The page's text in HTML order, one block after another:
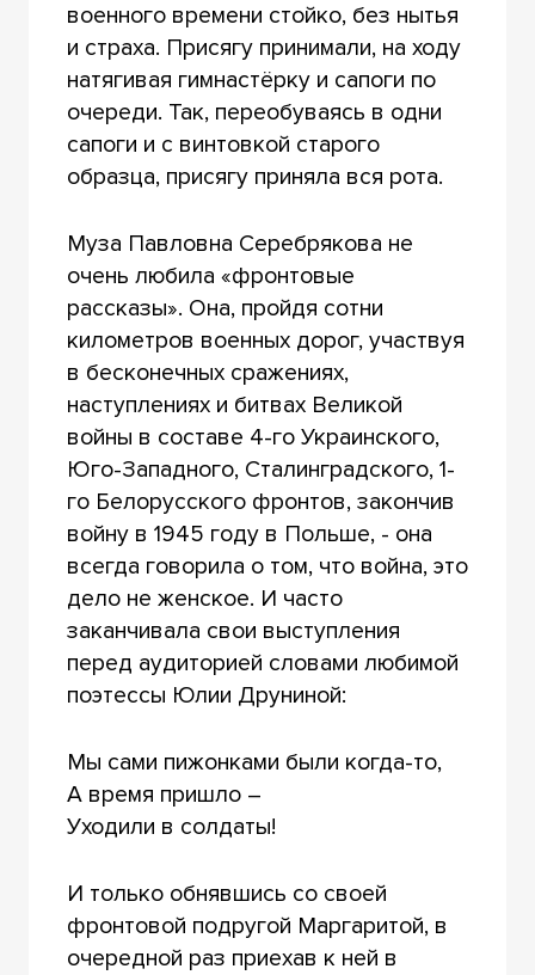
военного времени стойко, без нытья
и страха. Присягу принимали, на ходу
натягивая гимнастёрку и сапоги по
очереди. Так, переобуваясь в одни
сапоги и с винтовкой старого
образца, присягу приняла вся рота.
Муза Павловна Серебрякова не
очень любила «фронтовые
рассказы». Она, пройдя сотни
километров военных дорог, участвуя
в бесконечных сражениях,
наступлениях и битвах Великой
войны в составе 4-го Украинского,
Юго-Западного, Сталинградского, 1-
го Белорусского фронтов, закончив
войну в 1945 году в Польше, - она
всегда говорила о том, что война, это
дело не женское. И часто
заканчивала свои выступления
перед аудиторией словами любимой
поэтессы Юлии Друниной:
Мы сами пижонками были когда-то,
А время пришло –
Уходили в солдаты!
И только обнявшись со своей
фронтовой подругой Маргаритой, в
очередной раз приехав к ней в